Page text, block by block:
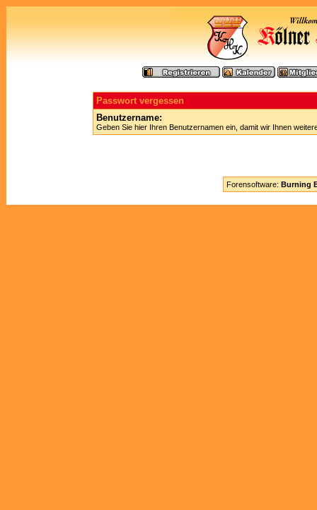
Passwort vergessen
Benutzername:
Geben Sie hier Ihren Benutzernamen ein, damit wir Ihnen
Forensoftware: Burning